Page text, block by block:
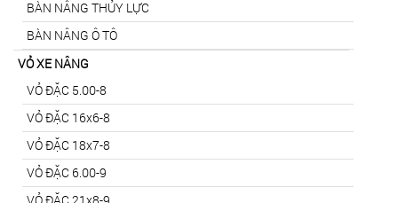
BÀN NÂNG THỦY LỰC
BÀN NÂNG Ô TÔ
VỎ XE NÂNG
VỎ ĐẶC 5.00-8
VỎ ĐẶC 16x6-8
VỎ ĐẶC 18x7-8
VỎ ĐẶC 6.00-9